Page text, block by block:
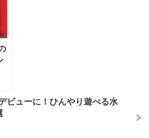
ビューに！ひんやり遊べる水